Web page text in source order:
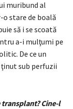
muribund al
stare de boală
să i se scoată
a-i mulţumi pe
De ce un
sub perfuzii
transplant? Cine-l